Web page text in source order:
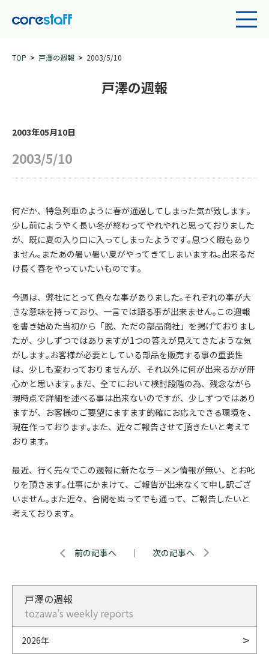
TOP 戸澤の週報 2003/5/10
戸澤の週報
2003年05月10日
2003/5/10
何だか、特急列車のように春が通過してしまった気が致します｡
少し前にようやく長い冬が終わってやれやれと思っておりました
が、既に夏の入り口に入ってしまったようです｡息つく暇もあり
ません｡またあの暑い暑い夏がやってきてしまいますね｡出来るだ
け長く春をやっていたいものです｡
今週は、弊社にとって色々な事がありました｡それぞれの事が大
きな意味を持っており、一言では語る事が出来ません｡この週報
を書き始めた当初から「脱、ただの部品商社」を掲げておりまし
たが、少しずつではありますが1つの答えが見えてきたような気
がします｡お客様が必要としている部品を販売する事の重要性
は、少しも変わっておりませんが、それ以外に何が出来るかが肝
心かと思います｡まだ、全てにおいて検討段階の為、残念ながら
現時点で詳細を述べる事は出来ないのですが、少しずつではあり
ますが、お客様のご要望にますます的確にお応えできる環境を、
現在作っております｡また、近々ご報告させて頂きたいと考えて
おります。
最近、行く先々でこの週報に新たなラーメン情報が無い、とお叱
りを頂きます｡仕事にかまけて、ご報告が出来なくて申し訳ござ
いません｡また近々、合間をぬってでも通って、ご報告したいと
考えております｡
前の記事へ ｜ 次の記事へ
戸澤の週報
tozawa's weekly reports
2026年